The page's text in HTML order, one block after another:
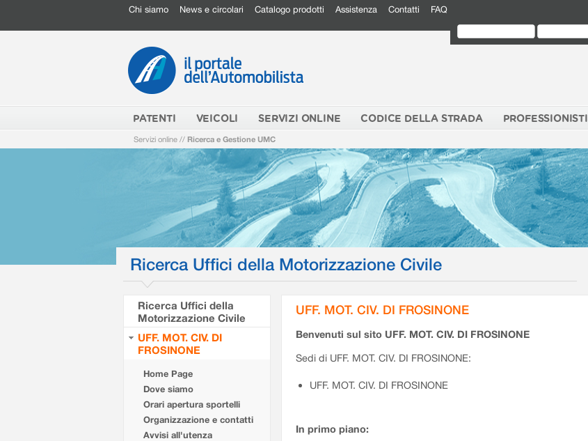
Chi siamo News e circolari Catalogo prodotti Assistenza Contatti FAQ
PATENTI VEICOLI SERVIZI ONLINE CODICE DELLA STRADA PROFESSIONISTI
Servizi online // Ricerca e Gestione UMC
Ricerca Uffici della Motorizzazione Civile
Ricerca Uffici della
Motorizzazione Civile
UFF. MOT. CIV. DI
FROSINONE
Home Page
Dove siamo
Orari apertura sportelli
Organizzazione e contatti
Avvisi all'utenza
UFF. MOT. CIV. DI FROSINONE
Benvenuti sul sito UFF. MOT. CIV. DI FROSINONE
Sedi di UFF. MOT. CIV. DI FROSINONE:
UFF. MOT. CIV. DI FROSINONE
In primo piano: